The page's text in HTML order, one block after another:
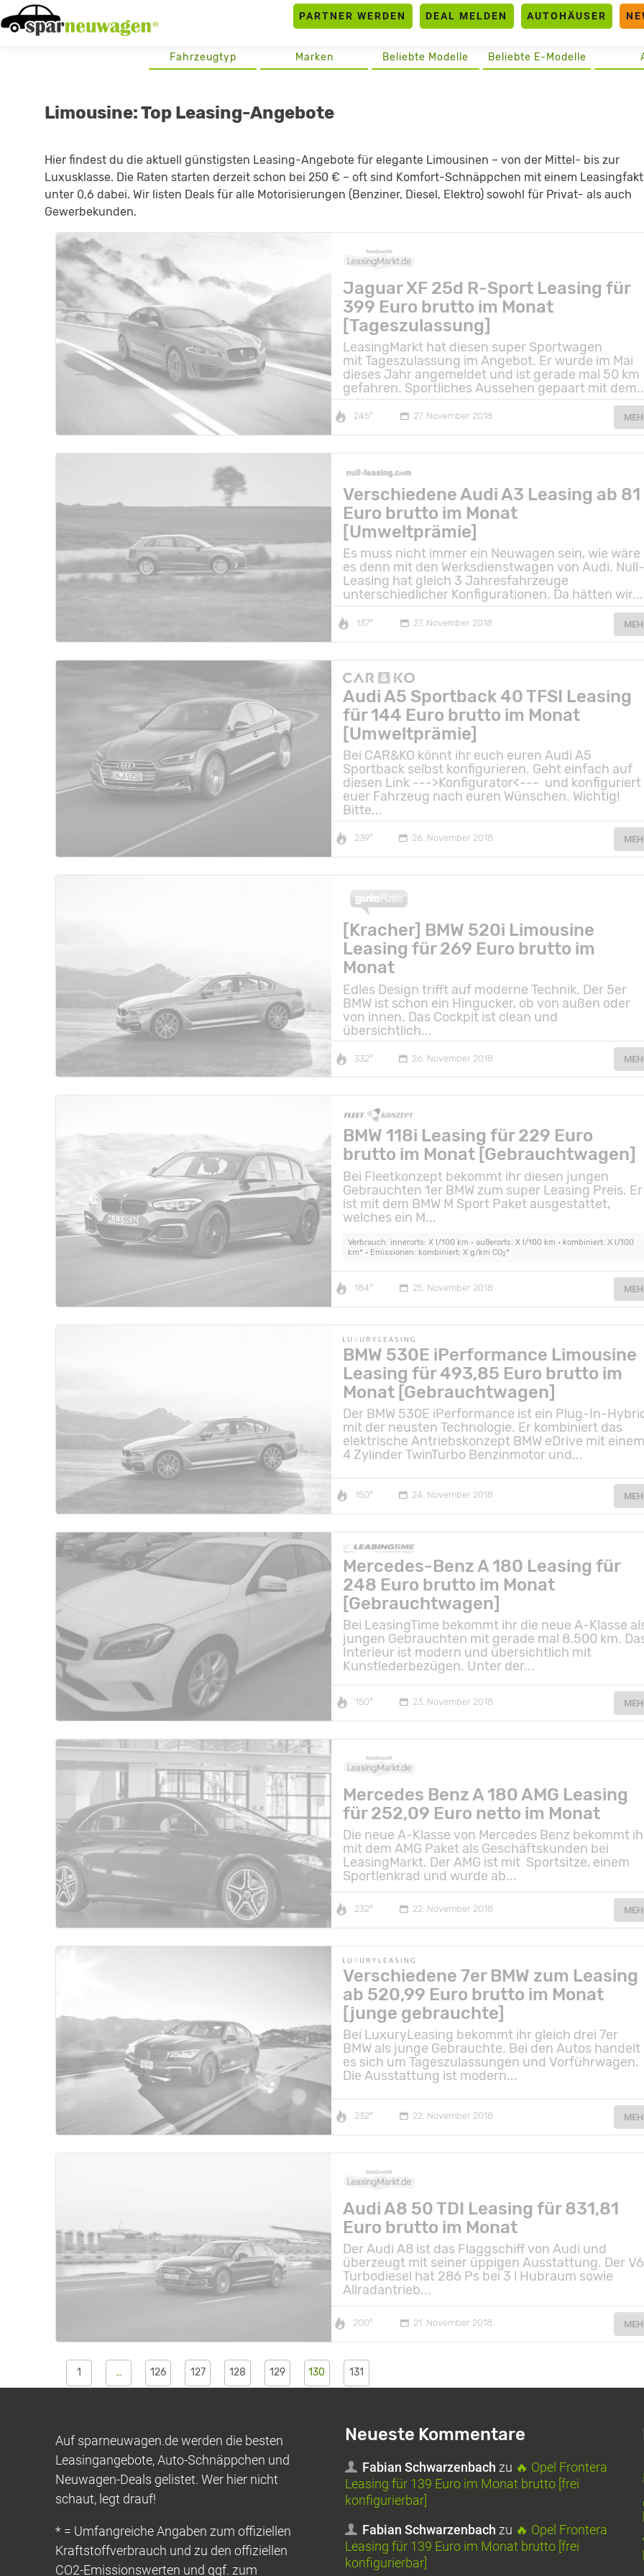
Skip
to
PARTNER WERDEN DEAL MELDEN AUTOHÄUSER
Beliebte E-Modelle
Beliebte Modelle
Marken
Fahrzeugtyp
Limousine: Top Leasing-Angebote
Hier findest du die aktuell günstigsten Leasing-Angebote für elegante Limousinen – von der Mittel- bis zur
Luxusklasse. Die Raten starten derzeit schon bei 250 € – oft sind Komfort-Schnäppchen mit einem
unter 0,6 dabei. Wir listen Deals für alle Motorisierungen (Benziner, Diesel, Elektro) sowohl für Privat- als auch
Gewerbekunden.
Jaguar XF 25d R-Sport Leasing für
399 Euro brutto im Monat
[Tageszulassung]
LeasingMarkt hat diesen super Sportwagen
mit Tageszulassung im Angebot. Er wurde im Mai
dieses Jahr angemeldet und ist gerade mal 50 km
gefahren. Sportliches Aussehen gepaart mit
245° 27. November 2018
Verschiedene Audi A3 Leasing ab 81
Euro brutto im Monat
[Umweltprämie]
Es muss nicht immer ein Neuwagen sein, wie wäre
es denn mit den Werksdienstwagen von Audi.
Leasing hat gleich 3 Jahresfahrzeuge
unterschiedlicher Konfigurationen. Da hätten wir...
137° 27. November 2018
Audi A5 Sportback 40 TFSI Leasing
für 144 Euro brutto im Monat
[Umweltprämie]
Bei CAR&KO könnt ihr euch euren Audi A5
Sportback selbst konfigurieren. Geht einfach auf
diesen Link --->Konfigurator<--- und konfiguriert
euer Fahrzeug nach euren Wünschen. Wichtig!
Bitte...
239° 26. November 2018
[Kracher] BMW 520i Limousine
Leasing für 269 Euro brutto im
Monat
Edles Design trifft auf moderne Technik. Der 5er
BMW ist schon ein Hingucker, ob von außen oder
von innen. Das Cockpit ist clean und
übersichtlich...
332° 26. November 2018
BMW 118i Leasing für 229 Euro
brutto im Monat [Gebrauchtwagen]
Bei Fleetkonzept bekommt ihr diesen jungen
Gebrauchten 1er BMW zum super Leasing Preis. Er
ist mit dem BMW M Sport Paket ausgestattet,
welches ein M...
Verbrauch: innerorts: X l/100 km • außerorts: X l/100 km • kombiniert: X l/100
km* • Emissionen: kombiniert: X g/km CO2*
184° 25. November 2018
BMW 530E iPerformance Limousine
Leasing für 493,85 Euro brutto im
Monat [Gebrauchtwagen]
Der BMW 530E iPerformance ist ein Plug-In-
mit der neusten Technologie. Er kombiniert das
elektrische Antriebskonzept BMW eDrive mit
4 Zylinder TwinTurbo Benzinmotor und...
150° 24. November 2018
Mercedes-Benz A 180 Leasing für
248 Euro brutto im Monat
[Gebrauchtwagen]
Bei LeasingTime bekommt ihr die neue A-Klasse
jungen Gebrauchten mit gerade mal 8.500 km.
Interieur ist modern und übersichtlich mit
Kunstlederbezügen. Unter der...
150° 23. November 2018
Mercedes Benz A 180 AMG Leasing
für 252,09 Euro netto im Monat
Die neue A-Klasse von Mercedes Benz bekommt
mit dem AMG Paket als Geschäftskunden bei
LeasingMarkt. Der AMG ist mit Sportsitze, einem
Sportlenkrad und wurde ab...
232° 22. November 2018
Verschiedene 7er BMW zum Leasing
ab 520,99 Euro brutto im Monat
[junge gebrauchte]
Bei LuxuryLeasing bekommt ihr gleich drei 7er
BMW als junge Gebrauchte. Bei den Autos handelt
es sich um Tageszulassungen und Vorführwagen.
Die Ausstattung ist modern...
232° 22. November 2018
Audi A8 50 TDI Leasing für 831,81
Euro brutto im Monat
Der Audi A8 ist das Flaggschiff von Audi und
überzeugt mit seiner üppigen Ausstattung. Der V6
Turbodiesel hat 286 Ps bei 3 l Hubraum sowie
Allradantrieb...
200° 21. November 2018
1 … 126 127 128 129 130 131
Auf sparneuwagen.de werden die besten
Leasingangebote, Auto-Schnäppchen und
Neuwagen-Deals gelistet. Wer hier nicht
schaut, legt drauf!
* = Umfangreiche Angaben zum offiziellen
Kraftstoffverbrauch und zu den offiziellen
CO2-Emissionswerten und ggf. zum
Neueste Kommentare
Fabian Schwarzenbach zu 🔥 Opel Frontera
Leasing für 139 Euro im Monat brutto [frei
konfigurierbar]
Fabian Schwarzenbach zu 🔥 Opel Frontera
Leasing für 139 Euro im Monat brutto [frei
konfigurierbar]